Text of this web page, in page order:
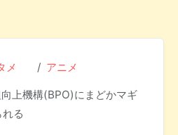
メ アニメ
上機構(BPO)にまどかマギ
る